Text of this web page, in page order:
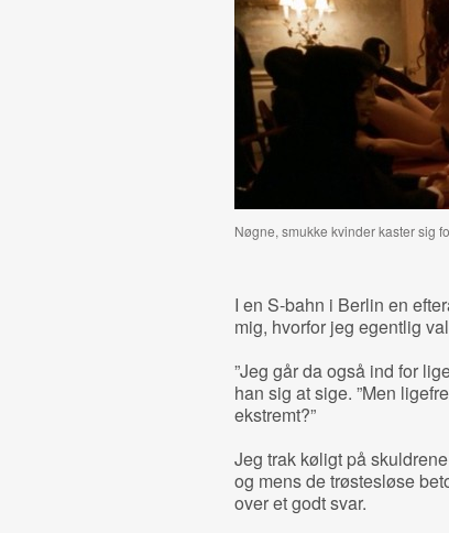
Nøgne, smukke kvinder kaster sig
I en S-bahn i Berlin en
mig, hvorfor jeg egentlig
”Jeg går da også ind for
han sig at sige. ”Men
ekstremt?”
Jeg trak køligt på
og mens de trøstesløse
over et godt svar.